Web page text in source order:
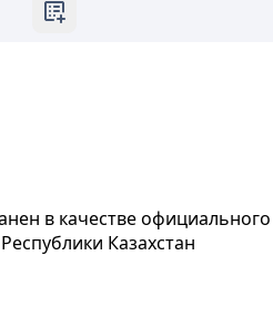
в качестве официального
Казахстан